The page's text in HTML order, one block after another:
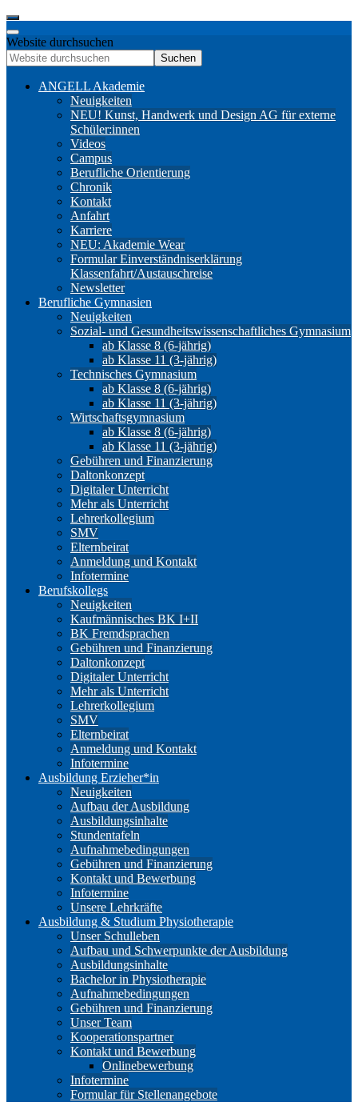
Website durchsuchen
Suchen
ANGELL Akademie
Neuigkeiten
NEU! Kunst, Handwerk und Design AG für externe
Schüler:innen
Videos
Campus
Berufliche Orientierung
Chronik
Kontakt
Anfahrt
Karriere
NEU: Akademie Wear
Formular Einverständniserklärung
Klassenfahrt/Austauschreise
Newsletter
Berufliche Gymnasien
Neuigkeiten
Sozial- und Gesundheitswissenschaftliches Gymnasium
ab Klasse 8 (6-jährig)
ab Klasse 11 (3-jährig)
Technisches Gymnasium
ab Klasse 8 (6-jährig)
ab Klasse 11 (3-jährig)
Wirtschaftsgymnasium
ab Klasse 8 (6-jährig)
ab Klasse 11 (3-jährig)
Gebühren und Finanzierung
Daltonkonzept
Digitaler Unterricht
Mehr als Unterricht
Lehrerkollegium
SMV
Elternbeirat
Anmeldung und Kontakt
Infotermine
Berufskollegs
Neuigkeiten
Kaufmännisches BK I+II
BK Fremdsprachen
Gebühren und Finanzierung
Daltonkonzept
Digitaler Unterricht
Mehr als Unterricht
Lehrerkollegium
SMV
Elternbeirat
Anmeldung und Kontakt
Infotermine
Ausbildung Erzieher*in
Neuigkeiten
Aufbau der Ausbildung
Ausbildungsinhalte
Stundentafeln
Aufnahmebedingungen
Gebühren und Finanzierung
Kontakt und Bewerbung
Infotermine
Unsere Lehrkräfte
Ausbildung & Studium Physiotherapie
Unser Schulleben
Aufbau und Schwerpunkte der Ausbildung
Ausbildungsinhalte
Bachelor in Physiotherapie
Aufnahmebedingungen
Gebühren und Finanzierung
Unser Team
Kooperationspartner
Kontakt und Bewerbung
Onlinebewerbung
Infotermine
Formular für Stellenangebote